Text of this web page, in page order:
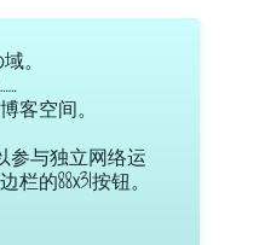
。
客空间。
参与独立网络运
的88x31按钮。